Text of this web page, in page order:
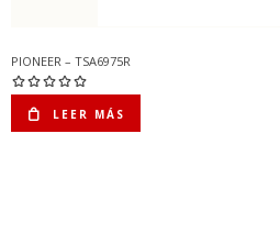
PIONEER – TSA6975R
LEER MÁS